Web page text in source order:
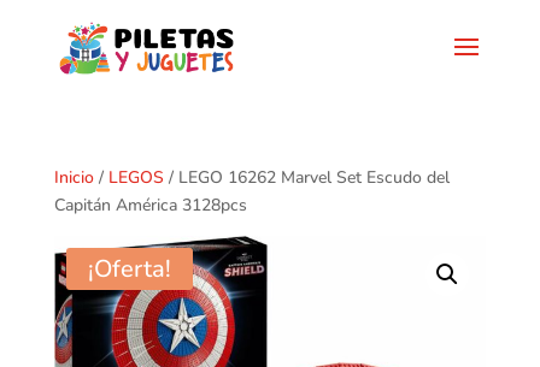
Inicio/ LEGOS / LEGO 16262 Marvel Set Escudo del
Capitán América 3128pcs
¡Oferta!